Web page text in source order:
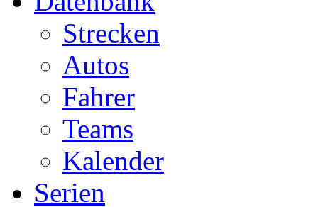
Strecken
Autos
Fahrer
Teams
Kalender
Serien